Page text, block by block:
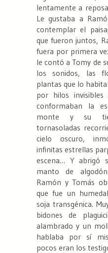
lentamente a
Le gustaba a
contemplar el
que fueron juntos,
fuera por primera
le contó a Tomy de
los sonidos, las
plantas que lo
por hilos
conformaban la
monte y su
tornasoladas
cielo oscuro,
infinitas estrellas
escena… Y abrigó
manto de
Ramón y Tomás
que fue un
soja transgénica.
bidones de
alambrado y un
hablaba por sí
pocos eran los